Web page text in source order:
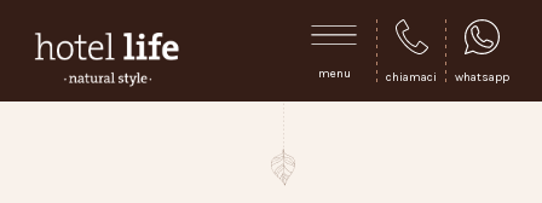
menu chiamaci whatsapp